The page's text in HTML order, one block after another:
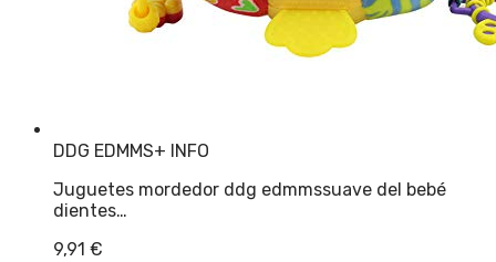
DDG EDMMS+ INFO
Juguetes mordedor ddg edmmssuave del bebé
dientes…
9,91 €